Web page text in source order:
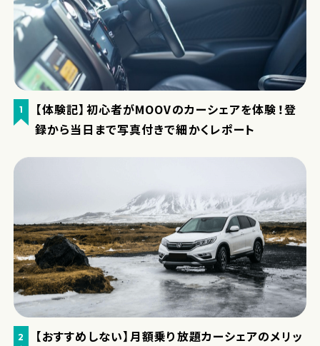
1
【体験記】初心者がMOOVのカーシェアを体験！登
録から当日まで写真付きで細かくレポート
2
【おすすめしない】月額乗り放題カーシェアのメリッ